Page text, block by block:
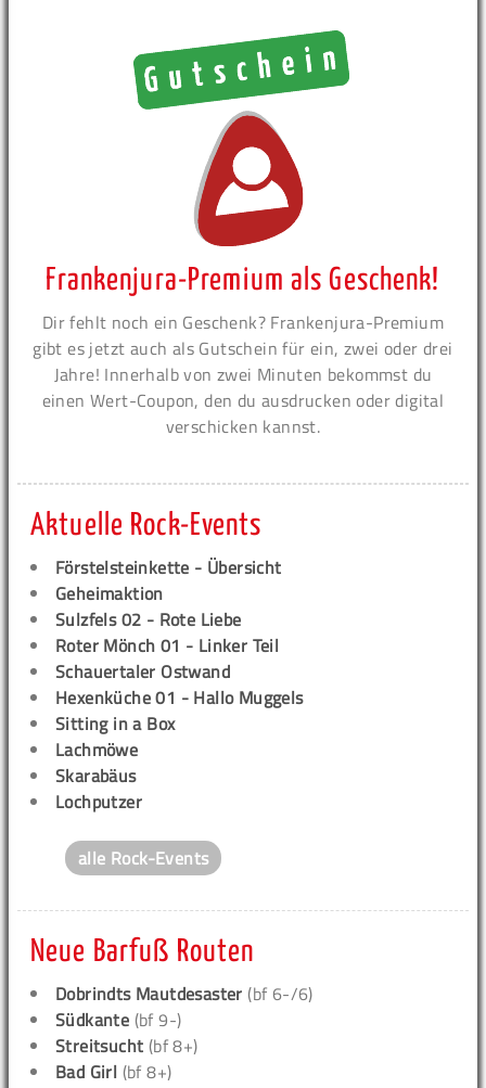
Frankenjura-Premium als Geschenk!
Dir fehlt noch ein Geschenk? Frankenjura-Premium
gibt es jetzt auch als Gutschein für ein, zwei oder drei
Jahre! Innerhalb von zwei Minuten bekommst du
einen Wert-Coupon, den du ausdrucken oder digital
verschicken kannst.
Aktuelle Rock-Events
Förstelsteinkette - Übersicht
Geheimaktion
Sulzfels 02 - Rote Liebe
Roter Mönch 01 - Linker Teil
Schauertaler Ostwand
Hexenküche 01 - Hallo Muggels
Sitting in a Box
Lachmöwe
Skarabäus
Lochputzer
alle Rock-Events
Neue Barfuß Routen
Dobrindts Mautdesaster (bf 6-/6)
Südkante (bf 9-)
Streitsucht (bf 8+)
Bad Girl (bf 8+)